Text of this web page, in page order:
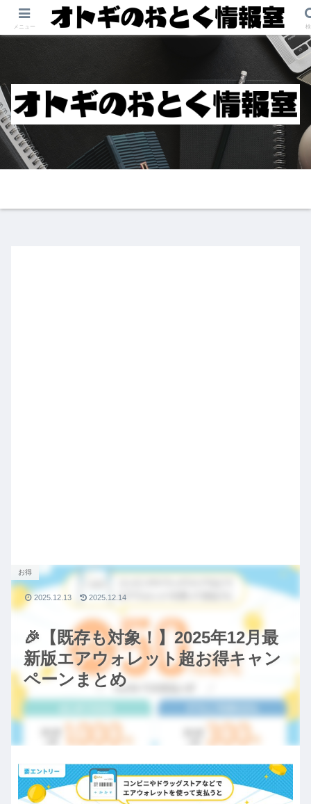
🎉【既存も対象！】2025年12月最
新版エアウォレット超お得キャン
ペーンまとめ
お得
2025.12.13 2025.12.14
メニュー